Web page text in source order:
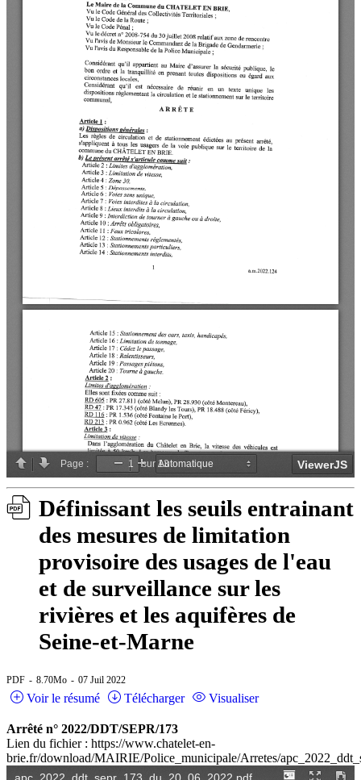
Définissant les seuils entrainant
des mesures de limitation
provisoire des usages de l'eau
et de surveillance sur les
rivières et les aquifères de
Seine-et-Marne
PDF 8.70Mo 07 Juil 2022
Voir le résumé Télécharger Visualiser
Arrêté n° 2022/DDT/SEPR/173
Lien du fichier : https://www.chatelet-en-
brie.fr/download/MAIRIE/Police_municipale/Arretes/